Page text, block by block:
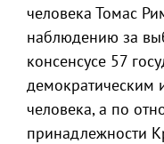
человека Томас
наблюдению за
консенсусе 57
демократическим
человека, а по
принадлежности